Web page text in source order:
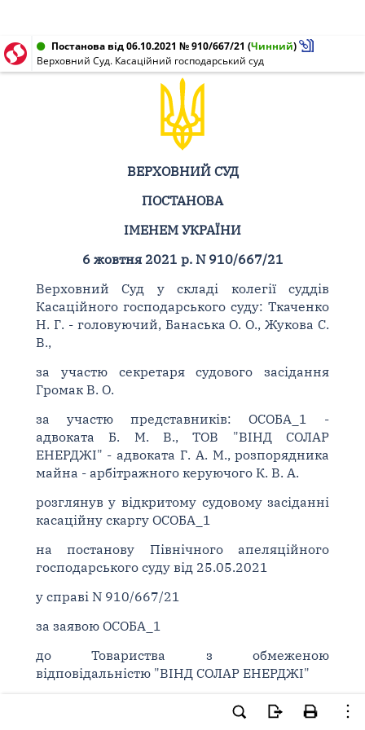
Постанова від 06.10.2021 № 910/667/21 (Чинний)
Верховний Суд. Касаційний господарський суд
ВЕРХОВНИЙ СУД
ПОСТАНОВА
ІМЕНЕМ УКРАЇНИ
6 жовтня 2021 р. N 910/667/21
Верховний Суд у складі колегії суддів
Касаційного господарського суду: Ткаченко
Н. Г. - головуючий, Банаська О. О., Жукова С.
В.,
за участю секретаря судового засідання
Громак В. О.
за участю представників: ОСОБА_1 -
адвоката Б. М. В., ТОВ "ВІНД СОЛАР
ЕНЕРДЖІ" - адвоката Г. А. М., розпорядника
майна - арбітражного керуючого К. В. А.
розглянув у відкритому судовому засіданні
касаційну скаргу ОСОБА_1
на постанову Північного апеляційного
господарського суду від 25.05.2021
у справі N 910/667/21
за заявою ОСОБА_1
до Товариства з обмеженою
відповідальністю "ВІНД СОЛАР ЕНЕРДЖІ"
про відкриття провадження у справі про